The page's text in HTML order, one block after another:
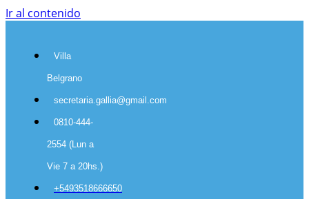
Ir al contenido
Villa
Belgrano
secretaria.gallia@gmail.com
0810-444-
2554 (Lun a
Vie 7 a 20hs.)
+5493518666650